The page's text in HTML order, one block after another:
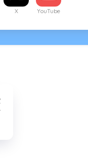
X YouTube